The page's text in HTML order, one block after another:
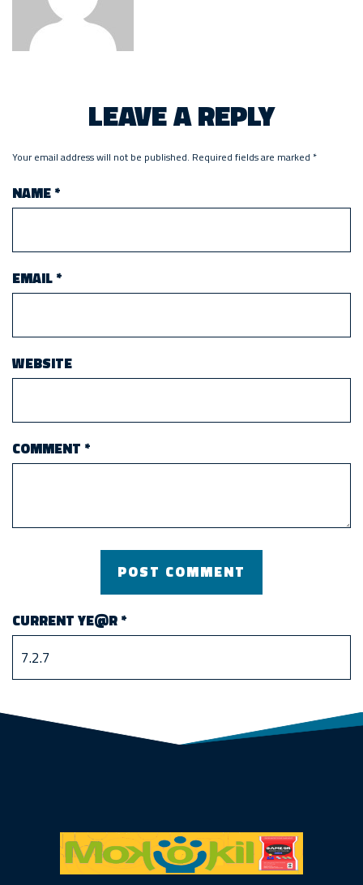
LEAVE A REPLY
Your email address will not be published. Required fields are marked *
NAME*
EMAIL*
WEBSITE
COMMENT *
CURRENT YE@R*